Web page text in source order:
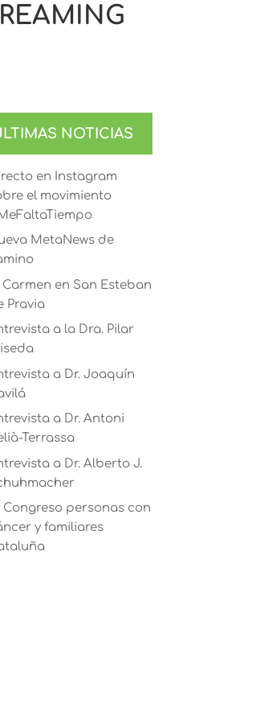
NOTICIAS
en Instagram
el movimiento
MetaNews de
Carmen en San Esteban
Pravia
a la Dra. Pilar
a Dr. Joaquín
a Dr. Antoni
Terrassa
a Dr. Alberto J.
Congreso personas con
y familiares